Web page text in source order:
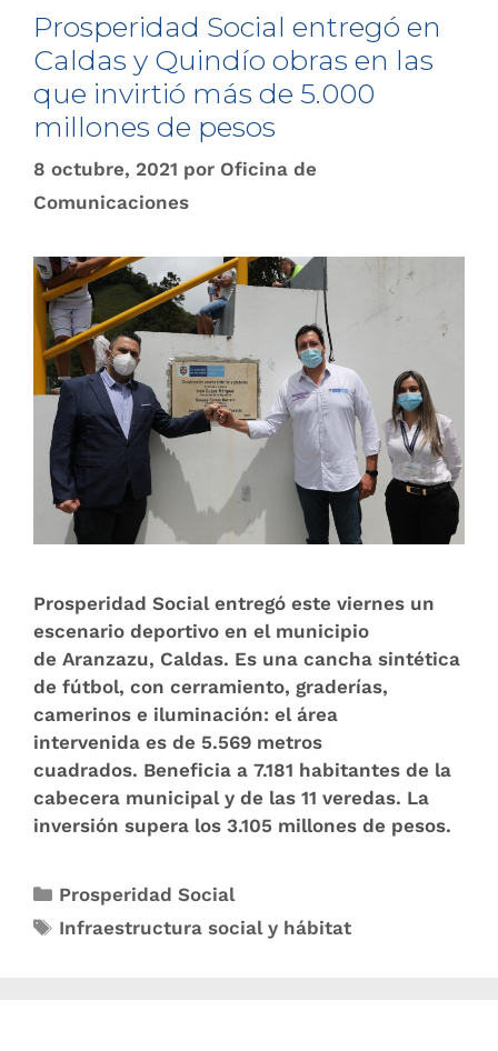
Prosperidad Social entregó en
Caldas y Quindío obras en las
que invirtió más de 5.000
millones de pesos
8 octubre, 2021 por Oficina de
Comunicaciones
Prosperidad Social entregó este viernes un
escenario deportivo en el municipio
de Aranzazu, Caldas. Es una cancha sintética
de fútbol, con cerramiento, graderías,
camerinos e iluminación: el área
intervenida es de 5.569 metros
cuadrados. Beneficia a 7.181 habitantes de la
cabecera municipal y de las 11 veredas. La
inversión supera los 3.105 millones de pesos.
Prosperidad Social
Infraestructura social y hábitat